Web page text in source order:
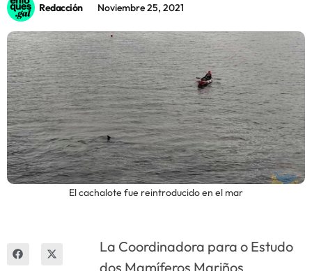
Sostenibilidad
Innova
Redacción Noviembre 25, 2021
El cachalote fue reintroducido en el mar
La Coordinadora para o Estudo
dos Mamíferos Mariños